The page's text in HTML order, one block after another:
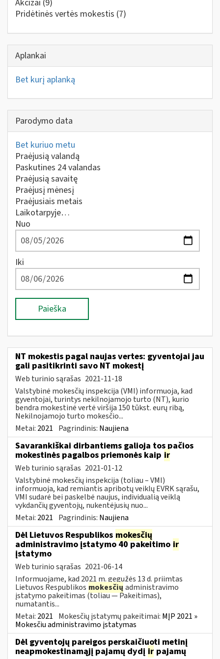
Akcizai (9)
Pridėtinės vertės mokestis (7)
Aplankai
Bet kurį aplanką
Parodymo data
Bet kuriuo metu
Praėjusią valandą
Paskutines 24 valandas
Praėjusią savaitę
Praėjusį mėnesį
Praėjusiais metais
Laikotarpyje…
Nuo
Iki
Paieška
NT mokestis pagal naujas vertes: gyventojai jau
gali pasitikrinti savo NT mokestį
Web turinio sąrašas 2021-11-18
Valstybinė mokesčių inspekcija (VMI) informuoja, kad
gyventojai, turintys nekilnojamojo turto (NT), kurio
bendra mokestinė vertė viršija 150 tūkst. eurų ribą,
Nekilnojamojo turto mokesčio...
Metai: 2021 Pagrindinis: Naujiena
Savarankiškai dirbantiems galioja tos pačios
mokestinės pagalbos priemonės kaip ir
Web turinio sąrašas 2021-01-12
Valstybinė mokesčių inspekcija (toliau – VMI)
informuoja, kad remiantis apribotų veiklų EVRK sąrašu,
VMI sudarė bei paskelbė naujus, individualią veiklą
vykdančių gyventojų, nukentėjusių nuo...
Metai: 2021 Pagrindinis: Naujiena
Dėl Lietuvos Respublikos mokesčių
administravimo įstatymo 40 pakeitimo ir
įstatymo
Web turinio sąrašas 2021-06-14
Informuojame, kad 2021 m. gegužės 13 d. priimtas
Lietuvos Respublikos mokesčių administravimo
įstatymo pakeitimas (toliau — Pakeitimas),
numatantis...
Metai: 2021 Mokesčių įstatymų pakeitimai: MĮP 2021 »
Mokesčiu administravimo įstatymas
Dėl gyventojų pareigos perskaičiuoti metinį
neapmokestinamąjį pajamų dydį ir pajamų